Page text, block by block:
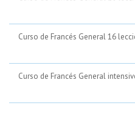
Curso de Francés General 16
Curso de Francés General